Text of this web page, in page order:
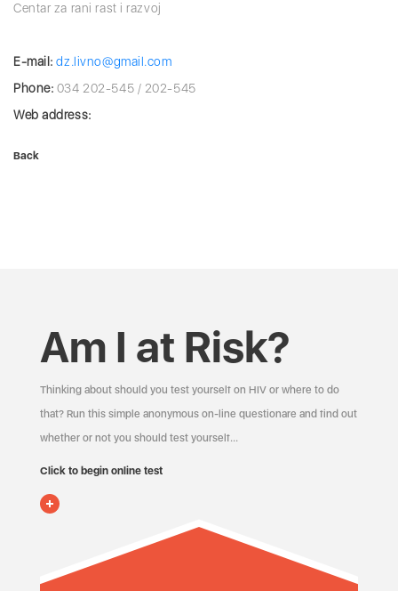
Centar za rani rast i razvoj
E-mail: dz.livno@gmail.com
Phone: 034 202-545 / 202-545
Web address:
Back
Am I at Risk?
Thinking about should you test yourself on HIV or where to do
that? Run this simple anonymous on-line questionare and find out
whether or not you should test yourself…
Click to begin online test